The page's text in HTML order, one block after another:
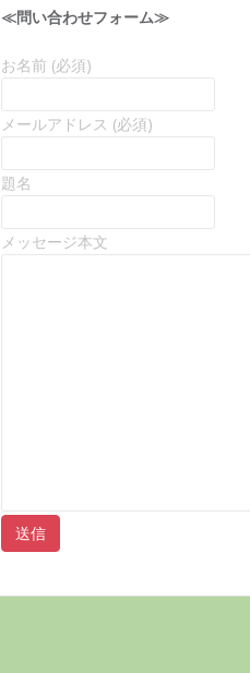
≪問い合わせフォーム≫
お名前 (必須)
メールアドレス (必須)
題名
メッセージ本文